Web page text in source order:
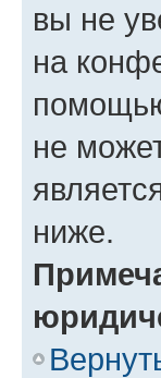
вы не
на
не
ниже.